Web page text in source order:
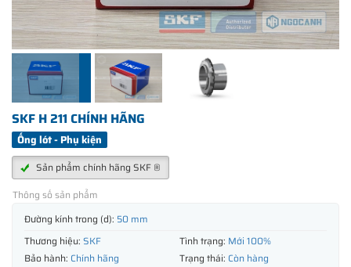
SKF H 211 CHÍNH HÃNG
Ống lót - Phụ kiện
Sản phẩm chính hãng SKF ®
Thông số sản phẩm
Đường kính trong (d): 50 mm
Thương hiệu: SKF Tình trạng: Mới 100%
Bảo hành: Chính hãng Trạng thái: Còn hàng